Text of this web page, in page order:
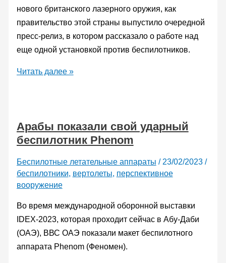
нового британского лазерного оружия, как
правительство этой страны выпустило очередной
пресс-релиз, в котором рассказало о работе над
еще одной установкой против беспилотников.
В
«энергетическое
оружие»,
выстрела
которого
в
считаные
центы
Читать далее »
Арабы показали свой ударный
беспилотник Phenom
Беспилотные летательные аппараты / 23/02/2023 /
беспилотники, вертолеты, перспективное
вооружение
Во время международной оборонной выставки
IDEX-2023, которая проходит сейчас в Абу-Даби
(ОАЭ), ВВС ОАЭ показали макет беспилотного
аппарата Phenom (Феномен).